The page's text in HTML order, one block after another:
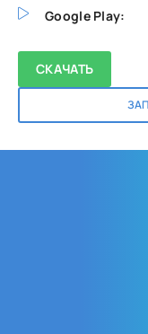
Google Play:
СКАЧАТЬ